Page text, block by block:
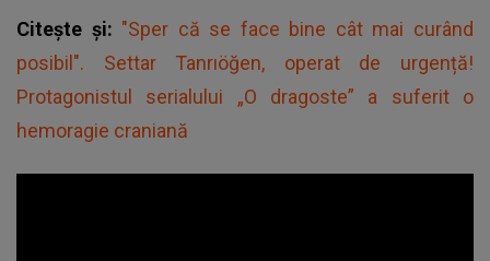
Citește și: "Sper că se face bine cât mai curând
posibil". Settar Tanrıöğen, operat de urgență!
Protagonistul serialului „O dragoste” a suferit o
hemoragie craniană